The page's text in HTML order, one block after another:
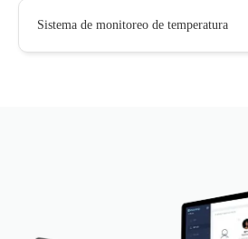
Sistema de monitoreo de temperatura